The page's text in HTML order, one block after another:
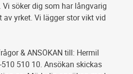
söker dig som har långvarig
yrket. Vi lägger stor vikt vid
& ANSÖKAN till: Hermil
510 10. Ansökan skickas